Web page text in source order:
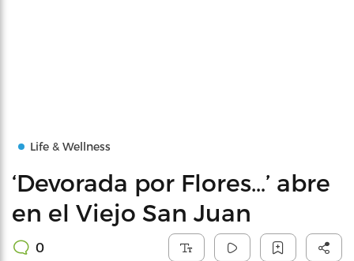
Life & Wellness
‘Devorada por Flores…’ abre
en el Viejo San Juan
0